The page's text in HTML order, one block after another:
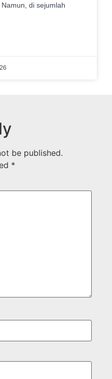
di sejumlah
be published.
*